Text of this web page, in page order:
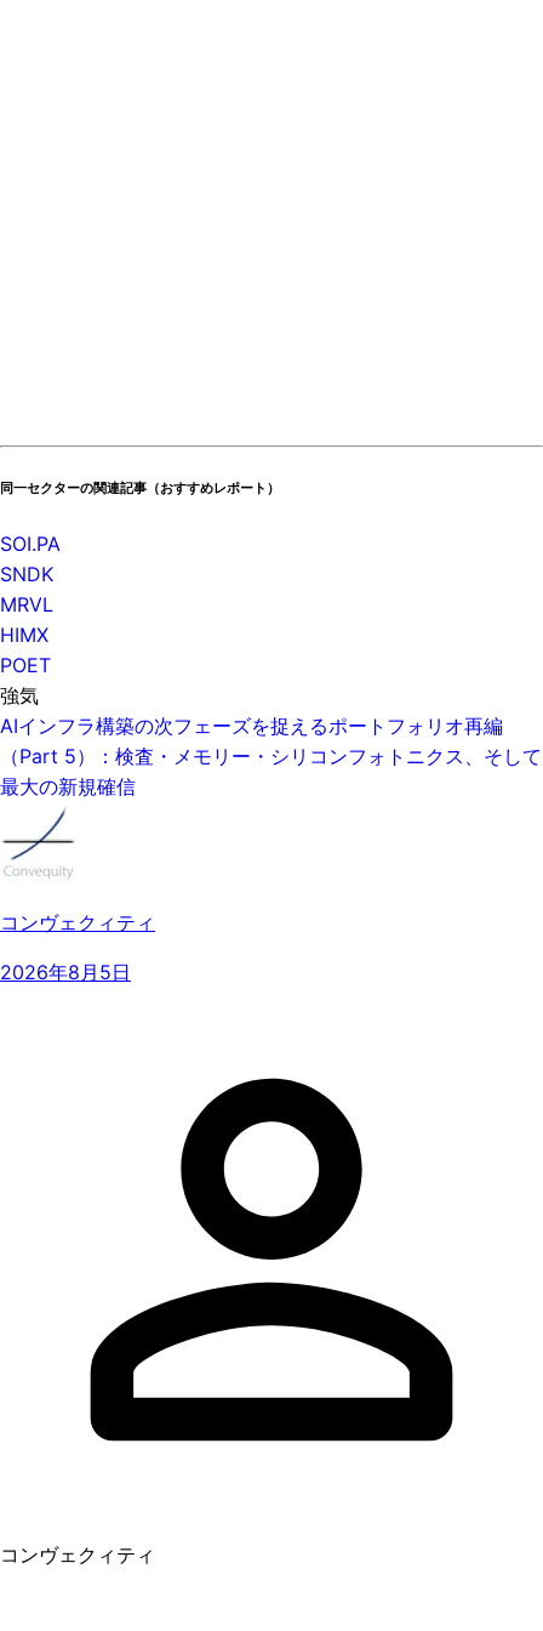
同一セクターの関連記事（おすすめレポート）
SOI.PA
SNDK
MRVL
HIMX
POET
強気
AIインフラ構築の次フェーズを捉えるポートフォリオ再編
（Part 5）：検査・メモリー・シリコンフォトニクス、そして
最大の新規確信
コンヴェクィティ
2026年8月5日
コンヴェクィティ